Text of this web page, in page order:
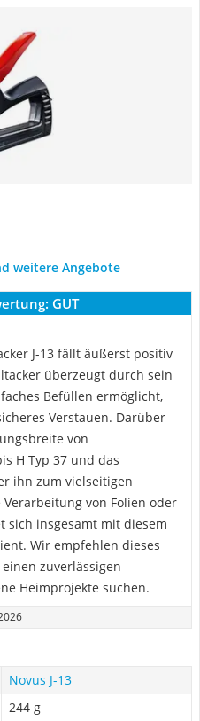
weitere Angebote
GUT
J-13 fällt äußerst positiv
überzeugt durch sein
Befüllen ermöglicht,
Verstauen. Darüber
von
H Typ 37 und das
ihn zum vielseitigen
von Folien oder
sich insgesamt mit diesem
Wir empfehlen dieses
zuverlässigen
Heimprojekte suchen.
Novus J-13
244 g